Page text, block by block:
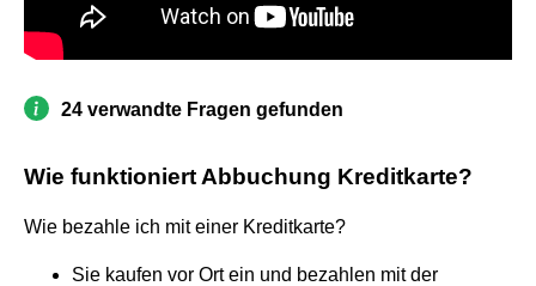
24 verwandte Fragen gefunden
Wie funktioniert Abbuchung Kreditkarte?
Wie bezahle ich mit einer Kreditkarte?
Sie kaufen vor Ort ein und bezahlen mit der